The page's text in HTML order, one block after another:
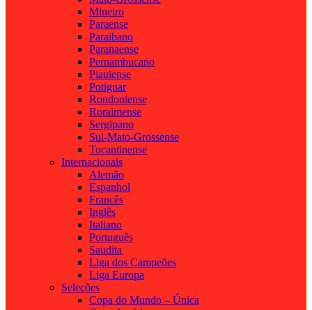
Mineiro
Paraense
Paraibano
Paranaense
Pernambucano
Piauiense
Potiguar
Rondoniense
Roraimense
Sergipano
Sul-Mato-Grossense
Tocantinense
Internacionais
Alemão
Espanhol
Francês
Inglês
Italiano
Português
Saudita
Liga dos Campeões
Liga Europa
Seleções
Copa do Mundo – Única